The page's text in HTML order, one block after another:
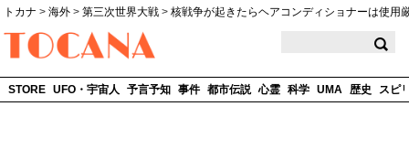
トカナ > 海外 > 第三次世界大戦 > 核戦争が起きたらヘアコンディショナーは使用
STORE UFO・宇宙人 予言予知 事件 都市伝説 心霊 科学 UMA 歴史 スピ